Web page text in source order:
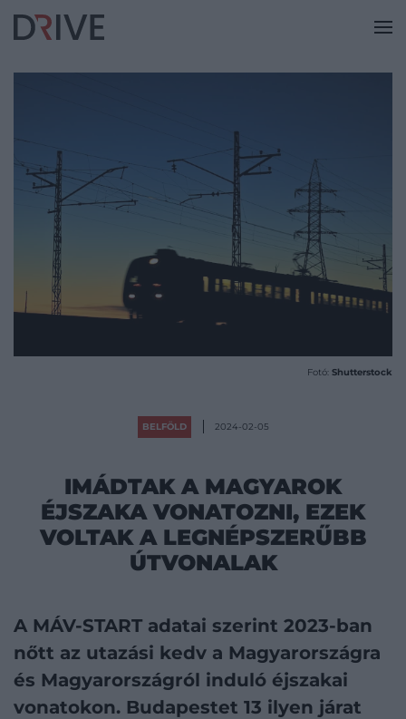
Fotó: Shutterstock
BELFÖLD 2024-02-05
IMÁDTAK A MAGYAROK
ÉJSZAKA VONATOZNI, EZEK
VOLTAK A LEGNÉPSZERŰBB
ÚTVONALAK
A MÁV-START adatai szerint 2023-ban
nőtt az utazási kedv a Magyarországra
és Magyarországról induló éjszakai
vonatokon. Budapestet 13 ilyen járat